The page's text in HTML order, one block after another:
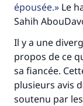
épousée.
Le
Sahih
Il y a une
propos de ce
sa fiancée.
plusieurs avis
soutenu par
"Celui qui
même